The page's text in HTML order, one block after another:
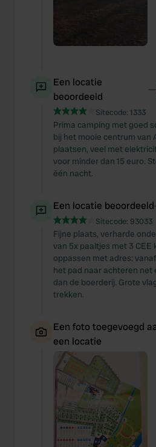
Een locatie
beoordeeld
—
Sitecode: 1333
Prima camping met goed
bij het mooie centrum van
plaatsen, veel met
voor minder dan 15 euro.
ëén nacht.
Een locatie beoordeeld
Sitecode: 93033
Fijne plaats, verharde
van 5x paaltjes met 3 CEE
oppassen met adres:
het pad naar achteren net
dan de boerderij. Grote
trekken.
Een foto toegevoegd
een locatie